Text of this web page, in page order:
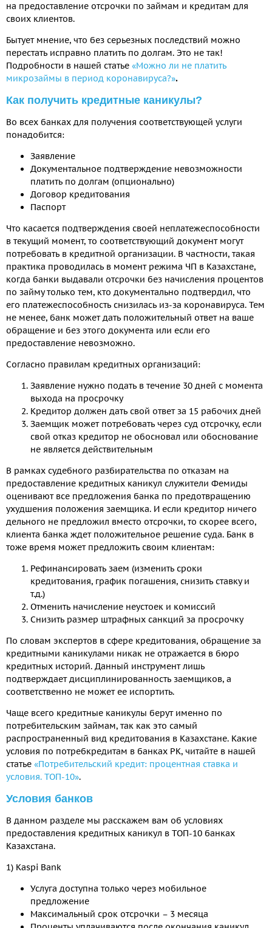
на предоставление отсрочки по займам и кредитам для
своих клиентов.
Бытует мнение, что без серьезных последствий можно
перестать исправно платить по долгам. Это не так!
Подробности в нашей статье «Можно ли не платить
микрозаймы в период коронавируса?».
Как получить кредитные каникулы?
Во всех банках для получения соответствующей услуги
понадобится:
Заявление
Документальное подтверждение невозможности
платить по долгам (опционально)
Договор кредитования
Паспорт
Что касается подтверждения своей неплатежеспособности
в текущий момент, то соответствующий документ могут
потребовать в кредитной организации. В частности, такая
практика проводилась в момент режима ЧП в Казахстане,
когда банки выдавали отсрочки без начисления процентов
по займу только тем, кто документально подтвердил, что
его платежеспособность снизилась из-за коронавируса. Тем
не менее, банк может дать положительный ответ на ваше
обращение и без этого документа или если его
предоставление невозможно.
Согласно правилам кредитных организаций:
Заявление нужно подать в течение 30 дней с момента
выхода на просрочку
Кредитор должен дать свой ответ за 15 рабочих дней
Заемщик может потребовать через суд отсрочку, если
свой отказ кредитор не обосновал или обоснование
не является действительным
В рамках судебного разбирательства по отказам на
предоставление кредитных каникул служители Фемиды
оценивают все предложения банка по предотвращению
ухудшения положения заемщика. И если кредитор ничего
дельного не предложил вместо отсрочки, то скорее всего,
клиента банка ждет положительное решение суда. Банк в
тоже время может предложить своим клиентам:
Рефинансировать заем (изменить сроки
кредитования, график погашения, снизить ставку и
т.д.)
Отменить начисление неустоек и комиссий
Снизить размер штрафных санкций за просрочку
По словам экспертов в сфере кредитования, обращение за
кредитными каникулами никак не отражается в бюро
кредитных историй. Данный инструмент лишь
подтверждает дисциплинированность заемщиков, а
соответственно не может ее испортить.
Чаще всего кредитные каникулы берут именно по
потребительским займам, так как это самый
распространенный вид кредитования в Казахстане. Какие
условия по потребкредитам в банках РК, читайте в нашей
статье «Потребительский кредит: процентная ставка и
условия. ТОП-10».
Условия банков
В данном разделе мы расскажем вам об условиях
предоставления кредитных каникул в ТОП-10 банках
Казахстана.
1) Kaspi Bank
Услуга доступна только через мобильное
предложение
Максимальный срок отсрочки – 3 месяца